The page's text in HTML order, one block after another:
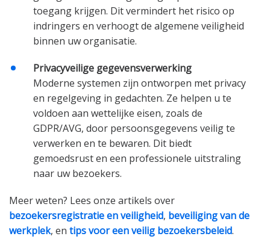
toegang krijgen. Dit vermindert het risico op
indringers en verhoogt de algemene veiligheid
binnen uw organisatie.
Privacyveilige gegevensverwerking
Moderne systemen zijn ontworpen met privacy
en regelgeving in gedachten. Ze helpen u te
voldoen aan wettelijke eisen, zoals de
GDPR/AVG, door persoonsgegevens veilig te
verwerken en te bewaren. Dit biedt
gemoedsrust en een professionele uitstraling
naar uw bezoekers.
Meer weten? Lees onze artikels over
bezoekersregistratie en veiligheid, beveiliging van de
werkplek, en tips voor een veilig bezoekersbeleid.